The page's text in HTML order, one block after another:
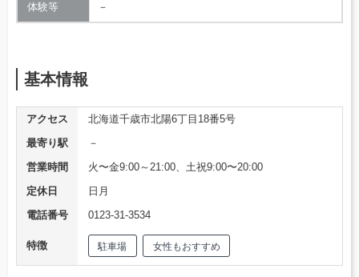
体験等 －
基本情報
アクセス
北海道千歳市北陽6丁目18番5号
最寄り駅
－
営業時間
火〜金9:00～21:00、土祝9:00〜20:00
定休日
日月
電話番号
0123-31-3534
特徴 駐車場 女性もおすすめ